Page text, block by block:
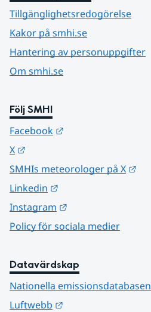
Tillgänglighetsredogörelse
Kakor på smhi.se
Hantering av personuppgifter
Om smhi.se
Följ SMHI
Facebook
X
SMHIs meteorologer på X
Linkedin
Instagram
Policy för sociala medier
Datavärdskap
Nationella emissionsdatabasen
Luftwebb